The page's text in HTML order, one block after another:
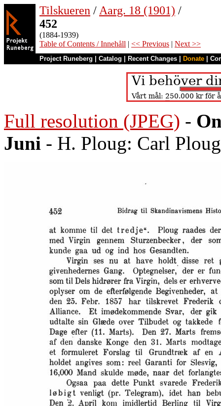
Tilskueren / Aarg. 18 (1901) /
452
(1884-1939)
Table of Contents / Innehåll | << Previous | Next >>
Project Runeberg Catalog Recent Changes Donate
Full resolution (JPEG) -
Juni - H. Ploug: Carl